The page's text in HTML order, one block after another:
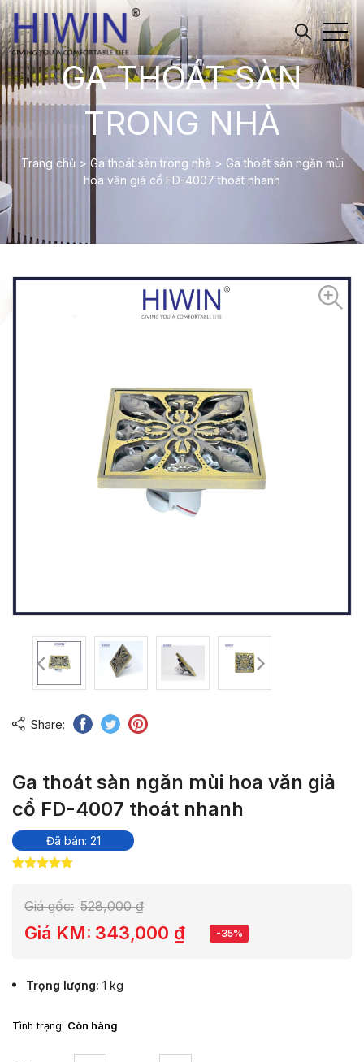
GA THOÁT SÀN
TRONG NHÀ
Trang chủ > Ga thoát sàn trong nhà > Ga thoát sàn ngăn mùi
hoa văn giả cổ FD-4007 thoát nhanh
Share:
Ga thoát sàn ngăn mùi hoa văn giả
cổ FD-4007 thoát nhanh
Đã bán: 21
đánh giá
Giá gốc: 528,000₫
Giá KM: 343,000 ₫ -35%
Trọng lượng 1 kg
Tình trạng: Còn hàng